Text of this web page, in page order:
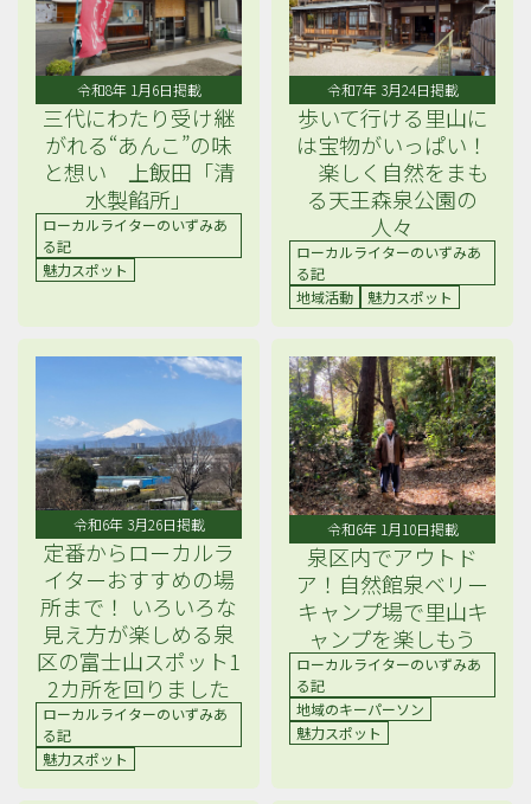
令和8年 1月6日掲載
三代にわたり受け継
がれる“あんこ”の味
と想い 上飯田「清
水製餡所」
ローカルライターのいずみあ
る記
魅力スポット
令和7年 3月24日掲載
歩いて行ける里山に
は宝物がいっぱい！
楽しく自然をまも
る天王森泉公園の
人々
ローカルライターのいずみあ
る記
地域活動
魅力スポット
令和6年 3月26日掲載
定番からローカルラ
イターおすすめの場
所まで！ いろいろな
見え方が楽しめる泉
区の富士山スポット1
2カ所を回りました
ローカルライターのいずみあ
る記
魅力スポット
令和6年 1月10日掲載
泉区内でアウトド
ア！自然館泉ベリー
キャンプ場で里山キ
ャンプを楽しもう
ローカルライターのいずみあ
る記
地域のキーパーソン
魅力スポット